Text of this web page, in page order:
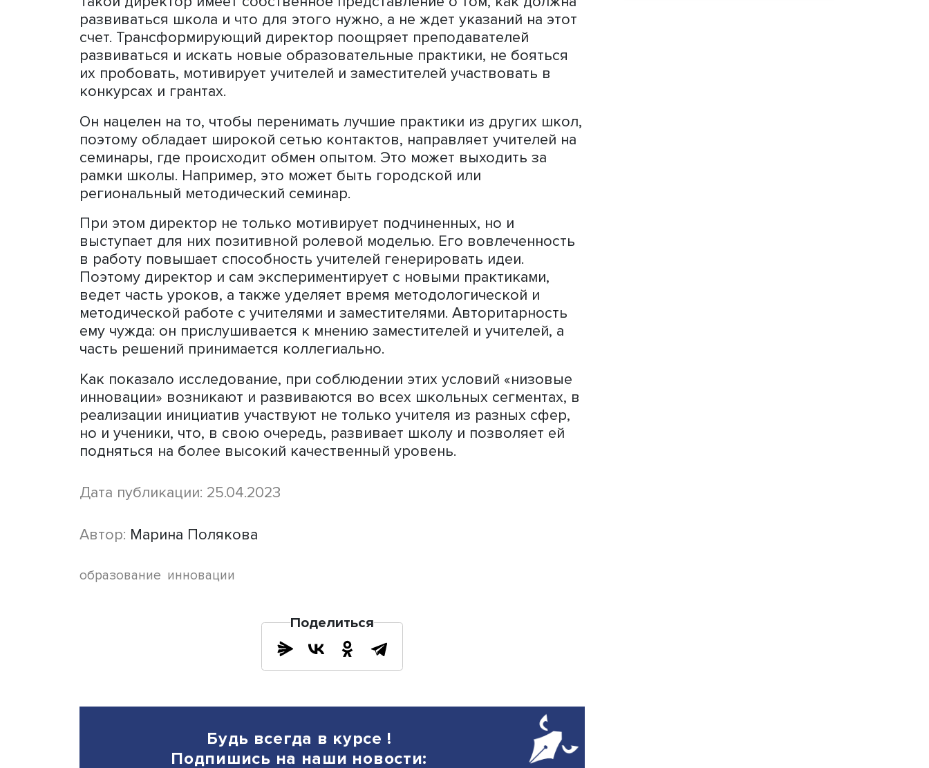
Необходимая для рождения и внедрения идей атмосфера во многом
зависит от руководства школы, то есть от директора.
«Очень важная роль отводится директору, потому что он должен
создать подходящую атмосферу, подходящий климат, в котором
учителя не будут бояться генерировать идеи и воплощать их в жизнь.
В подходящей атмосфере учителя будут чувствовать поддержку и не
думать, что они останутся одни со своей идеей, что это больше
никому не нужно», — рассказал Максим Гурин.
Некоторые исследователи называют директоров, нацеленных на
изменения, директорами с трансформирующим типом лидерства.
Такой директор имеет собственное представление о том, как должна
развиваться школа и что для этого нужно, а не ждет указаний на этот
счет. Трансформирующий директор поощряет преподавателей
развиваться и искать новые образовательные практики, не бояться
их пробовать, мотивирует учителей и заместителей участвовать в
конкурсах и грантах.
Он нацелен на то, чтобы перенимать лучшие практики из других школ,
поэтому обладает широкой сетью контактов, направляет учителей на
семинары, где происходит обмен опытом. Это может выходить за
рамки школы. Например, это может быть городской или
выступает для них позитивной ролевой моделью. Его вовлеченность
Поэтому директор и сам экспериментирует с новыми практиками,
методической работе с учителями и заместителями. Авторитарность
ему чужда: он прислушивается к мнению заместителей и учителей, а
часть решений принимается коллегиально.
инновации» возникают и развиваются во всех школьных сегментах, в
реализации инициатив участвуют не только учителя из разных сфер,
но и ученики, что, в свою очередь, развивает школу и позволяет ей